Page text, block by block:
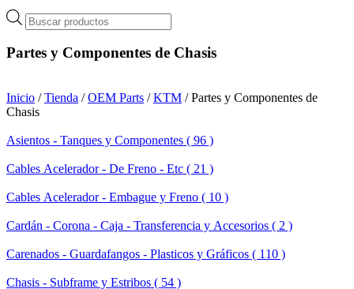
Búsqueda
de
Partes y Componentes de Chasis
Inicio /Tienda /OEM Parts /KTM / Partes y Componentes de
Chasis
Asientos - Tanques y Componentes ( 96 )
Cables Acelerador - De Freno - Etc ( 21 )
Cables Acelerador - Embague y Freno ( 10 )
Cardán - Corona - Caja - Transferencia y Accesorios ( 2 )
Carenados - Guardafangos - Plasticos y Gráficos ( 110 )
Chasis - Subframe y Estribos ( 54 )